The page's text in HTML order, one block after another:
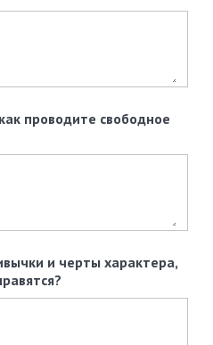
проводите свободное
и черты характера,